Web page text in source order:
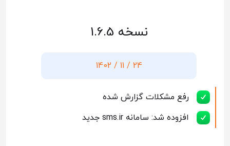
نسخه 1.6.5
24 / 11 / 1402
رفع مشکلات گزارش شده
افزوده شد: سامانه sms.ir جدید